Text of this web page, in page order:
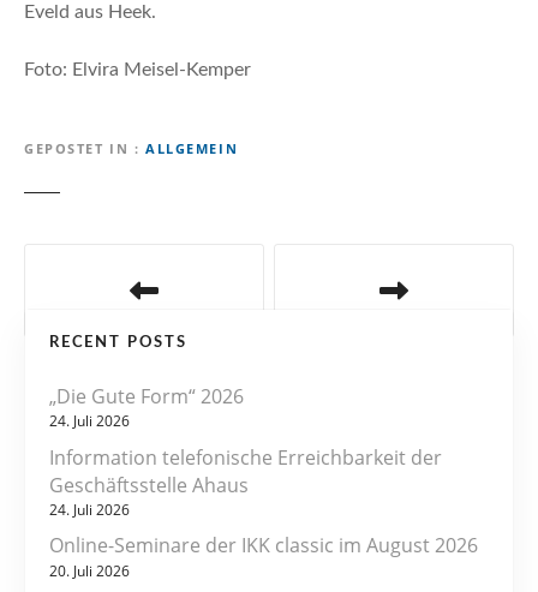
Eveld aus Heek.
Foto: Elvira Meisel-Kemper
GEPOSTET IN ALLGEMEIN
RECENT POSTS
„Die Gute Form“ 2026
24. Juli 2026
Information telefonische Erreichbarkeit der
Geschäftsstelle Ahaus
24. Juli 2026
Online-Seminare der IKK classic im August 2026
20. Juli 2026